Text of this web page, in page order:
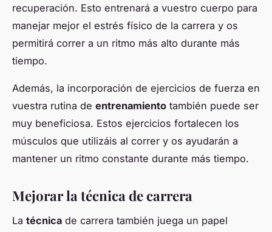
recuperación. Esto entrenará a vuestro cuerpo para
manejar mejor el estrés físico de la carrera y os
permitirá correr a un ritmo más alto durante más
tiempo.
Además, la incorporación de ejercicios de fuerza en
vuestra rutina de entrenamiento también puede ser
muy beneficiosa. Estos ejercicios fortalecen los
músculos que utilizáis al correr y os ayudarán a
mantener un ritmo constante durante más tiempo.
Mejorar la técnica de carrera
La técnica de carrera también juega un papel